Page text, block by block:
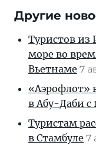
Другие
Туристов из
море во
Вьетнаме 7
«Аэрофлот»
в Абу-Даби с
Туристам
в Стамбуле 7